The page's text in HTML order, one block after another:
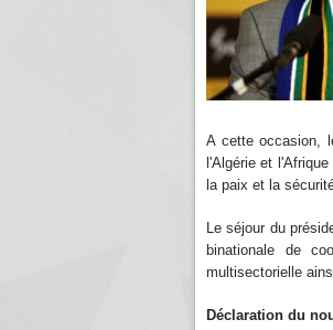
A cette occasion,
l'Algérie et
la paix et la
Le séjour du
binationale de
multisectorielle
Déclaration du